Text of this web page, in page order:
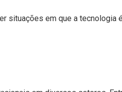
situações em que a tecnologia